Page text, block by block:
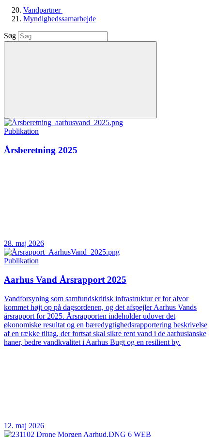
Vandpartner
Myndighedssamarbejde
Søg
Publikation
Årsberetning 2025
28. maj 2026
Publikation
Aarhus Vand Årsrapport 2025
Vandforsyning som samfundskritisk infrastruktur er for alvor
kommet højt op på dagsordenen, og det afspejler Aarhus Vands
årsrapport for 2025. Årsrapporten indeholder udover det
økonomiske resultat og en bæredygtighedsrapportering beskrivelse
af en række tiltag, der fortsat skal sikre rent vand i de aarhusianske
haner, bedre vandkvalitet i Aarhus Bugt og en resilient by.
12. maj 2026